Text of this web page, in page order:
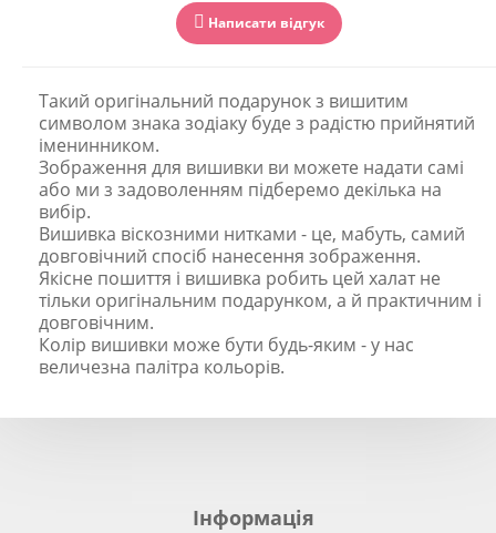
Написати відгук
Такий оригінальний подарунок з вишитим
символом знака зодіаку буде з радістю прийнятий
іменинником.
Зображення для вишивки ви можете надати самі
або ми з задоволенням підберемо декілька на
вибір.
Вишивка віскозними нитками - це, мабуть, самий
довговічний спосіб нанесення зображення.
Якісне пошиття і вишивка робить цей халат не
тільки оригінальним подарунком, а й практичним і
довговічним.
Колір вишивки може бути будь-яким - у нас
величезна палітра кольорів.
Інформація